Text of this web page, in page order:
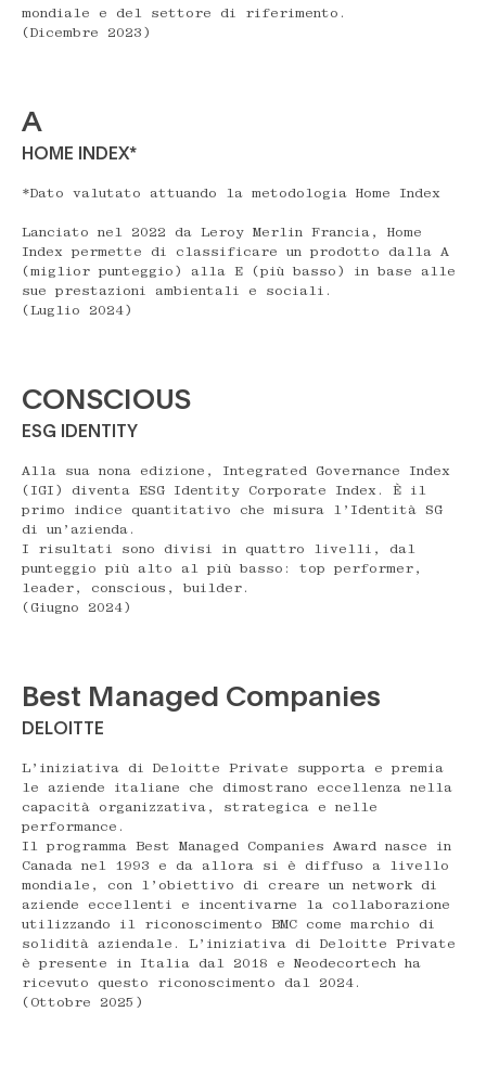
mondiale e del settore di riferimento.
(Dicembre 2023)
A
HOME INDEX*
*Dato valutato attuando la metodologia Home Index
Lanciato nel 2022 da Leroy Merlin Francia, Home
Index permette di classificare un prodotto dalla A
(miglior punteggio) alla E (più basso) in base alle
sue prestazioni ambientali e sociali.
(Luglio 2024)
CONSCIOUS
ESG IDENTITY
Alla sua nona edizione, Integrated Governance Index
(IGI) diventa ESG Identity Corporate Index. È il
primo indice quantitativo che misura l’Identità SG
di un’azienda.
I risultati sono divisi in quattro livelli, dal
punteggio più alto al più basso: top performer,
leader, conscious, builder.
(Giugno 2024)
Best Managed Companies
DELOITTE
L’iniziativa di Deloitte Private supporta e premia
le aziende italiane che dimostrano eccellenza nella
capacità organizzativa, strategica e nelle
performance.
Il programma Best Managed Companies Award nasce in
Canada nel 1993 e da allora si è diffuso a livello
mondiale, con l’obiettivo di creare un network di
aziende eccellenti e incentivarne la collaborazione
utilizzando il riconoscimento BMC come marchio di
solidità aziendale. L’iniziativa di Deloitte Private
è presente in Italia dal 2018 e Neodecortech ha
ricevuto questo riconoscimento dal 2024.
(Ottobre 2025)